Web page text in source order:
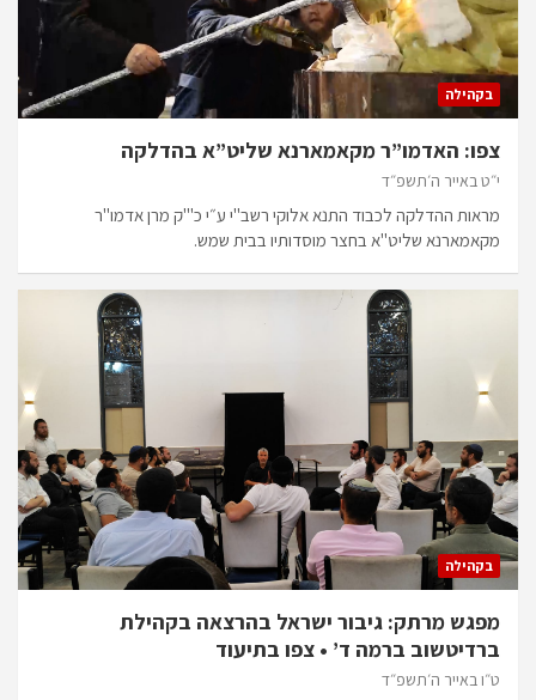
בקהילה
צפו: האדמו”ר מקאמארנא שליט”א בהדלקה
י״ט באייר ה׳תשפ״ד
מראות ההדלקה לכבוד התנא אלוקי רשב"י ע״י כ'"ק מרן אדמו"ר
מקאמארנא שליט"א בחצר מוסדותיו בבית שמש.
בקהילה
מפגש מרתק: גיבור ישראל בהרצאה בקהילת
ברדיטשוב ברמה ד’ • צפו בתיעוד
ט״ו באייר ה׳תשפ״ד